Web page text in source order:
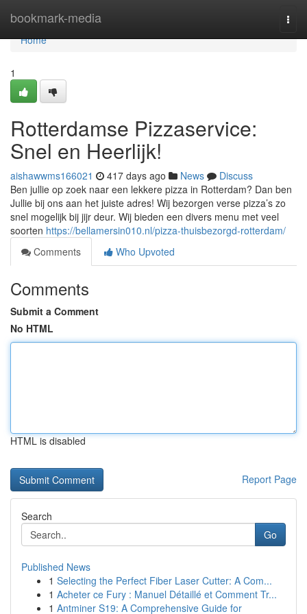
bookmark-media
Home
Home
1
Rotterdamse Pizzaservice:
Snel en Heerlijk!
aishawwms166021 417 days ago News
Discuss
Ben jullie op zoek naar een lekkere pizza in Rotterdam? Dan ben
Jullie bij ons aan het juiste adres! Wij bezorgen verse pizza’s zo
snel mogelijk bij jijr deur. Wij bieden een divers menu met veel
soorten https://bellamersin010.nl/pizza-thuisbezorgd-rotterdam/
Comments
Who Upvoted
Comments
Submit a Comment
No HTML
HTML is disabled
Report Page
Search
Go
Published News
1 Selecting the Perfect Fiber Laser Cutter: A Com...
1 Acheter ce Fury : Manuel Détaillé et Comment Tr...
1 Antminer S19: A Comprehensive Guide for